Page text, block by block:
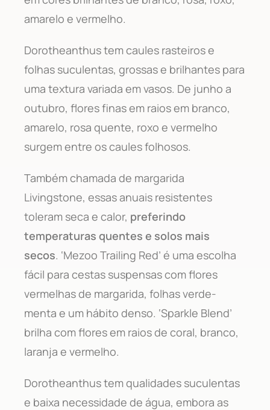
amarelo e vermelho.
Dorotheanthus tem caules rasteiros e
folhas suculentas, grossas e brilhantes para
uma textura variada em vasos. De junho a
outubro, flores finas em raios em branco,
amarelo, rosa quente, roxo e vermelho
surgem entre os caules folhosos.
Também chamada de margarida
Livingstone, essas anuais resistentes
toleram seca e calor, preferindo
temperaturas quentes e solos mais
secos. ‘Mezoo Trailing Red’ é uma escolha
fácil para cestas suspensas com flores
vermelhas de margarida, folhas verde-
menta e um hábito denso. ‘Sparkle Blend’
brilha com flores em raios de coral, branco,
laranja e vermelho.
Dorotheanthus tem qualidades suculentas
e baixa necessidade de água, embora as